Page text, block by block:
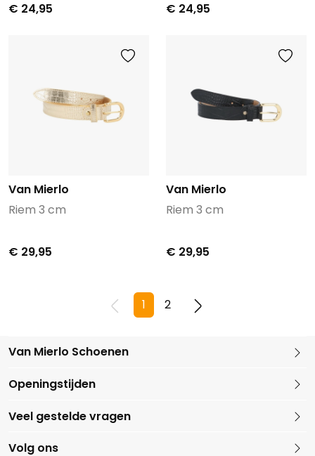
€ 24,95 € 24,95
Van Mierlo
Riem 3 cm
€ 29,95
Van Mierlo
Riem 3 cm
€ 29,95
1 2
Van Mierlo Schoenen
Openingstijden
Veel gestelde vragen
Volg ons